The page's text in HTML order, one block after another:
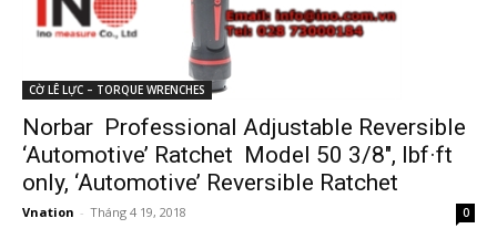
CỜ LÊ LỰC – TORQUE WRENCHES
Norbar Professional Adjustable Reversible
‘Automotive’ Ratchet Model 50 3/8″, lbf·ft
only, ‘Automotive’ Reversible Ratchet
Vnation - Tháng 4 19, 2018 0